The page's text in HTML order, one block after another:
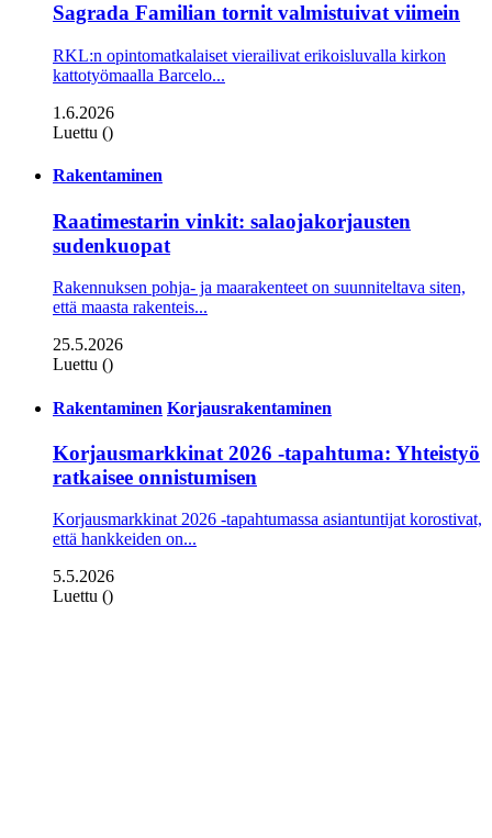
Sagrada Familian tornit valmistuivat viimein
RKL:n opintomatkalaiset vierailivat erikoisluvalla kirkon
kattotyömaalla Barcelo...
1.6.2026
Luettu ()
Rakentaminen
Raatimestarin vinkit: salaojakorjausten
sudenkuopat
Rakennuksen pohja- ja maarakenteet on suunniteltava siten,
että maasta rakenteis...
25.5.2026
Luettu ()
Rakentaminen Korjausrakentaminen
Korjausmarkkinat 2026 -tapahtuma: Yhteistyö
ratkaisee onnistumisen
Korjausmarkkinat 2026 -tapahtumassa asiantuntijat korostivat,
että hankkeiden on...
5.5.2026
Luettu ()